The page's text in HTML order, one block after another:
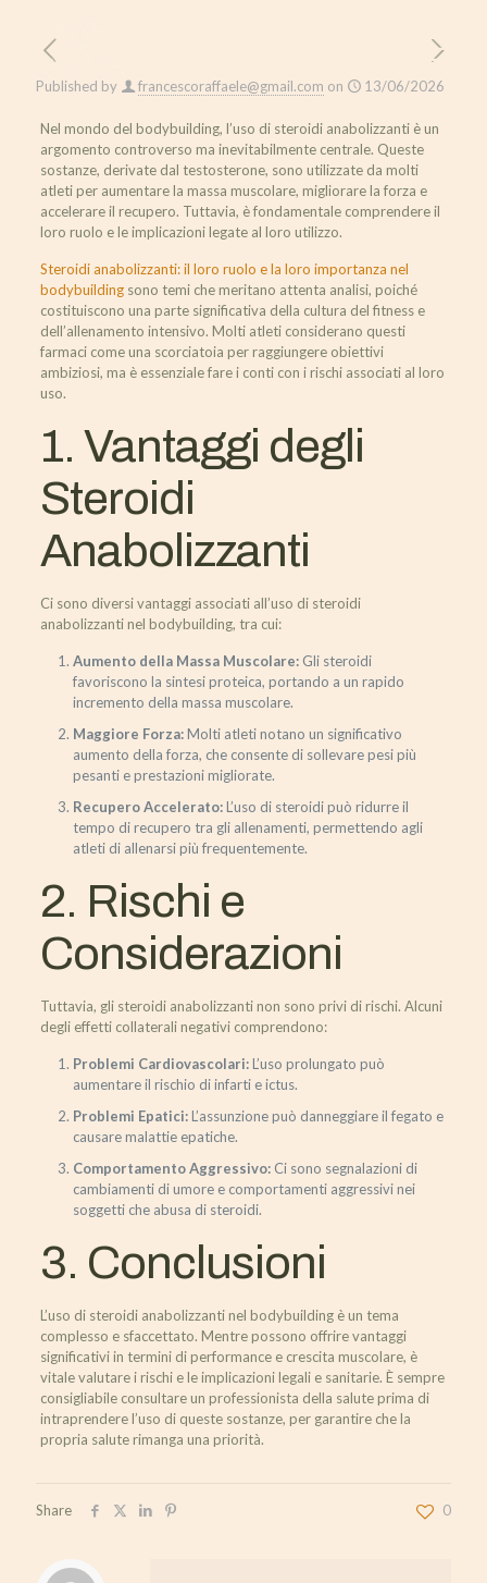
Published by francescoraffaele@gmail.com on 13/06/2026
Nel mondo del bodybuilding, l’uso di steroidi anabolizzanti è un
argomento controverso ma inevitabilmente centrale. Queste
sostanze, derivate dal testosterone, sono utilizzate da molti
atleti per aumentare la massa muscolare, migliorare la forza e
accelerare il recupero. Tuttavia, è fondamentale comprendere il
loro ruolo e le implicazioni legate al loro utilizzo.
Steroidi anabolizzanti: il loro ruolo e la loro importanza nel
bodybuildingsono temi che meritano attenta analisi, poiché
costituiscono una parte significativa della cultura del fitness e
dell’allenamento intensivo. Molti atleti considerano questi
farmaci come una scorciatoia per raggiungere obiettivi
ambiziosi, ma è essenziale fare i conti con i rischi associati al loro
uso.
1. Vantaggi degli
Steroidi
Anabolizzanti
Ci sono diversi vantaggi associati all’uso di steroidi
anabolizzanti nel bodybuilding, tra cui:
Aumento della Massa Muscolare:Gli steroidi
favoriscono la sintesi proteica, portando a un rapido
incremento della massa muscolare.
Maggiore Forza:Molti atleti notano un significativo
aumento della forza, che consente di sollevare pesi più
pesanti e prestazioni migliorate.
Recupero Accelerato:L’uso di steroidi può ridurre il
tempo di recupero tra gli allenamenti, permettendo agli
atleti di allenarsi più frequentemente.
2. Rischi e
Considerazioni
Tuttavia, gli steroidi anabolizzanti non sono privi di rischi. Alcuni
degli effetti collaterali negativi comprendono:
Problemi Cardiovascolari:L’uso prolungato può
aumentare il rischio di infarti e ictus.
Problemi Epatici:L’assunzione può danneggiare il fegato e
causare malattie epatiche.
Comportamento Aggressivo:Ci sono segnalazioni di
cambiamenti di umore e comportamenti aggressivi nei
soggetti che abusa di steroidi.
3. Conclusioni
L’uso di steroidi anabolizzanti nel bodybuilding è un tema
complesso e sfaccettato. Mentre possono offrire vantaggi
significativi in termini di performance e crescita muscolare, è
vitale valutare i rischi e le implicazioni legali e sanitarie. È sempre
consigliabile consultare un professionista della salute prima di
intraprendere l’uso di queste sostanze, per garantire che la
propria salute rimanga una priorità.
Share 0